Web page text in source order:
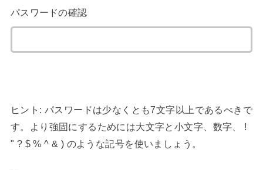
パスワードの確認
ヒント: パスワードは少なくとも7文字以上であるべきで
す。より強固にするためには大文字と小文字、数字、 !
" ? $ % ^ & ) のような記号を使いましょう。